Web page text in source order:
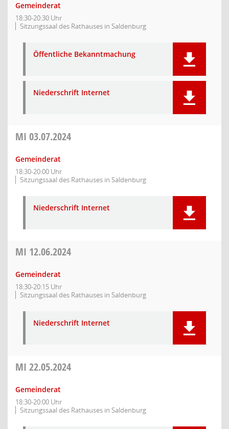
Gemeinderat
18:30-20:30 Uhr
Sitzungssaal des Rathauses in Saldenburg
Öffentliche Bekanntmachung
Niederschrift Internet
MI 03.07.2024
Gemeinderat
18:30-20:00 Uhr
Sitzungssaal des Rathauses in Saldenburg
Niederschrift Internet
MI 12.06.2024
Gemeinderat
18:30-20:15 Uhr
Sitzungssaal des Rathauses in Saldenburg
Niederschrift Internet
MI 22.05.2024
Gemeinderat
18:30-20:00 Uhr
Sitzungssaal des Rathauses in Saldenburg